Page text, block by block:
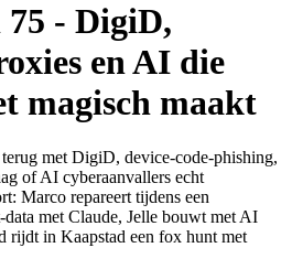
- DigiD,
en AI die
magisch maakt
met DigiD, device-code-phishing,
of AI cyberaanvallers echt
Marco repareert tijdens een
met Claude, Jelle bouwt met AI
rijdt in Kaapstad een fox hunt met